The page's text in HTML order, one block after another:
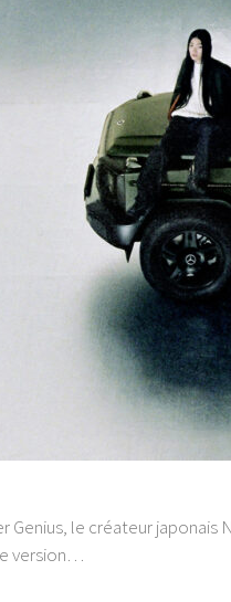
Genius, le créateur
version…